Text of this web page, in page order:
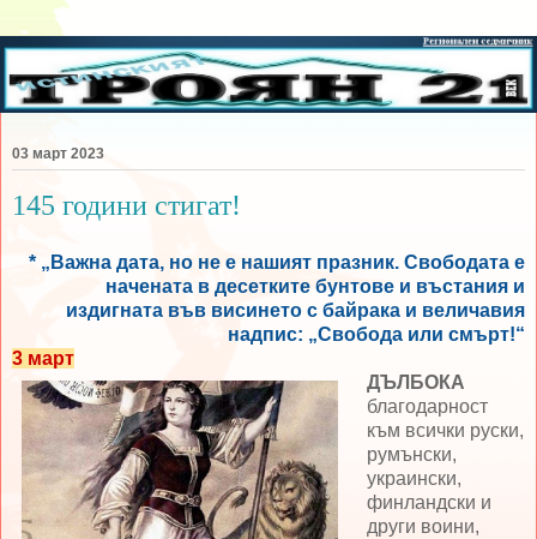
03 март 2023
145 години стигат!
* „Важна дата, но не е нашият празник. Свободата е
начената в десетките бунтове и въстания и
издигната във висинето с байрака и величавия
надпис: „Свобода или смърт!“
3 март
ДЪЛБОКА
благодарност
към всички руски,
румънски,
украински,
финландски и
други воини,